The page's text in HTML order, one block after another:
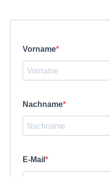
Vorname
Nachname
E-Mail